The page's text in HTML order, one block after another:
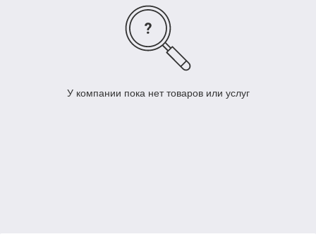
У компании пока нет товаров или услуг